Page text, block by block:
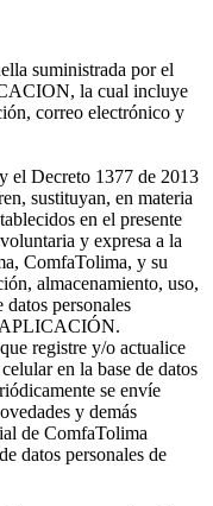
suministrada por el
la cual incluye
correo electrónico y
el Decreto 1377 de 2013
sustituyan, en materia
en el presente
y expresa a la
ComfaTolima, y su
almacenamiento, uso,
personales
APLICACIÓN.
registre y/o actualice
en la base de datos
se envíe
y demás
de ComfaTolima
datos personales de